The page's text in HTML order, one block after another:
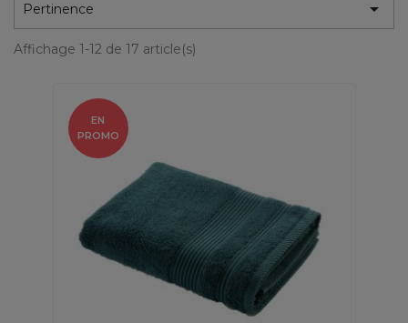
Pertinence 
Affichage 1-12 de 17 article(s)
EN
PROMO